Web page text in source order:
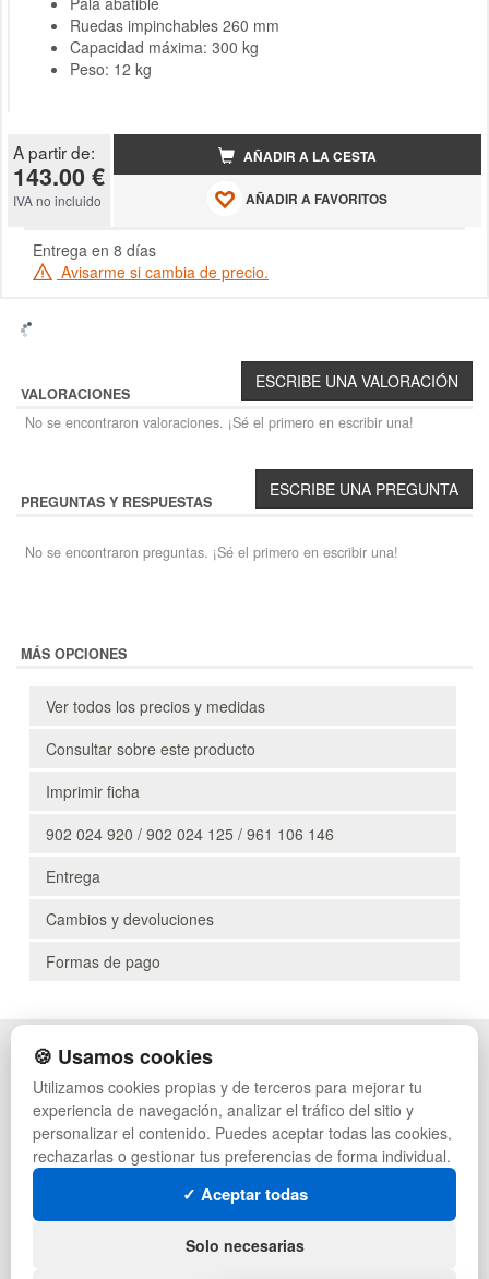
Ruedas impinchables 260 mm
Capacidad máxima: 300 kg
Peso: 12 kg
A partir de:
143.00 €
IVA no incluido
AÑADIR A LA CESTA
AÑADIR A FAVORITOS
Entrega en 8 días
Avisarme si cambia de precio.
VALORACIONES
No se encontraron valoraciones. ¡Sé el primero en escribir una!
PREGUNTAS Y RESPUESTAS
No se encontraron preguntas. ¡Sé el primero en escribir una!
MÁS OPCIONES
Ver todos los precios y medidas
Consultar sobre este producto
Imprimir ficha
902 024 920 / 902 024 125 / 961 106 146
Entrega
Cambios y devoluciones
Formas de pago
POLÍTICA DE PRIVACIDAD
CONDICIONES DE USO
CAMBIOS Y DEVOLUCIONES
CONTACTO
QUIENES SOMOS
MAPA WEB
PREGUNTAS FRECUENTES
PALETS DE PLÁSTICO
MANUTENCIÓN
GESTIÓN DE RESIDUOS
PALETS
CONTENEDORES DE PLÁSTICO
LIQUIDACIÓN Y SOBRANTES
ARTÍCULOS DE NATACIÓN
🍪 Usamos cookies
Utilizamos cookies propias y de terceros para mejorar tu
experiencia de navegación, analizar el tráfico del sitio y
personalizar el contenido. Puedes aceptar todas las cookies,
rechazarlas o gestionar tus preferencias de forma individual.
✓ Aceptar todas
Solo necesarias